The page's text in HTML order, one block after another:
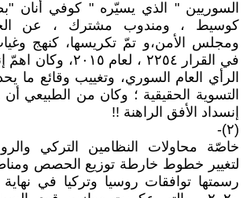
السوريين " الذي يسيّره " كوفي أنان
كوسيط ، ومندوب مشترك ، عن
ومجلس الأمن،و تمّ تكريسها، كنهج
في القرار ٢٢٥٤ ، لعام
الرأي العام السوري، وتغييب وقائع ما
التسوية الحقيقية ؛ وكان من الطبيعي
إنسداد الأفق الراهنة !!
(٢)-
خاصّة محاولات النظامين التركي
لتغيير خطوط خارطة توزيع الحصص